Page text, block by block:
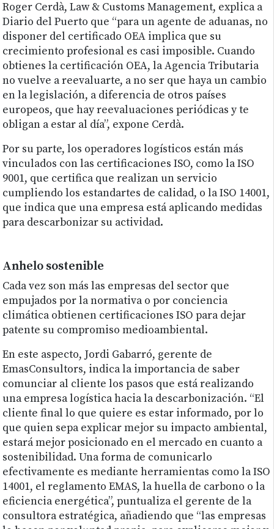
Roger Cerdà, Law & Customs Management, explica a
Diario del Puerto que “para un agente de aduanas, no
disponer del certificado OEA implica que su
crecimiento profesional es casi imposible. Cuando
obtienes la certificación OEA, la Agencia Tributaria
no vuelve a reevaluarte, a no ser que haya un cambio
en la legislación, a diferencia de otros países
europeos, que hay reevaluaciones periódicas y te
obligan a estar al día”, expone Cerdà.
Por su parte, los operadores logísticos están más
vinculados con las certificaciones ISO, como la ISO
9001, que certifica que realizan un servicio
cumpliendo los estandartes de calidad, o la ISO 14001,
que indica que una empresa está aplicando medidas
para descarbonizar su actividad.
Anhelo sostenible
Cada vez son más las empresas del sector que
empujados por la normativa o por conciencia
climática obtienen certificaciones ISO para dejar
patente su compromiso medioambiental.
En este aspecto, Jordi Gabarró, gerente de
EmasConsultors, indica la importancia de saber
comunciar al cliente los pasos que está realizando
una empresa logística hacia la descarbonización. “El
cliente final lo que quiere es estar informado, por lo
que quien sepa explicar mejor su impacto ambiental,
estará mejor posicionado en el mercado en cuanto a
sostenibilidad. Una forma de comunicarlo
efectivamente es mediante herramientas como la ISO
14001, el reglamento EMAS, la huella de carbono o la
eficiencia energética”, puntualiza el gerente de la
consultora estratégica, añadiendo que “las empresas